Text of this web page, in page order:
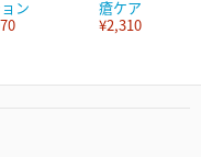
ン
瘡ケア
¥2,310